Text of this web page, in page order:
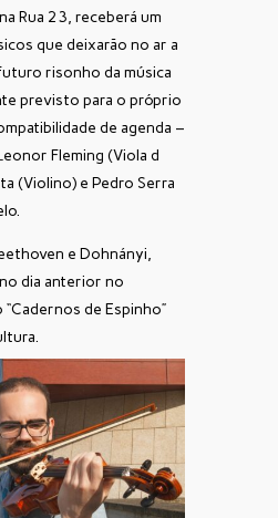
Rua 23, receberá um
que deixarão no ar a
risonho da música
previsto para o próprio
de agenda –
Fleming (Viola d
(Violino) e Pedro Serra
e Dohnányi,
dia anterior no
de Espinho”